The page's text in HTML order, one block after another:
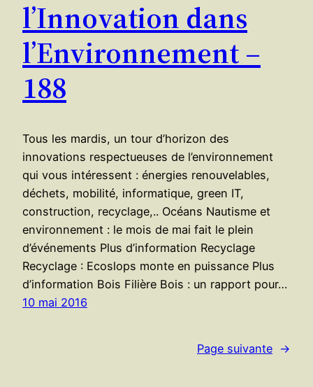
l’Innovation dans
l’Environnement –
188
Tous les mardis, un tour d’horizon des
innovations respectueuses de l’environnement
qui vous intéressent : énergies renouvelables,
déchets, mobilité, informatique, green IT,
construction, recyclage,.. Océans Nautisme et
environnement : le mois de mai fait le plein
d’événements Plus d’information Recyclage
Recyclage : Ecoslops monte en puissance Plus
d’information Bois Filière Bois : un rapport pour…
10 mai 2016
Page suivante →